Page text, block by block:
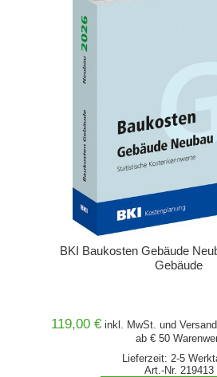
BKI Baukosten Gebäude
Gebäude
119,00 € inkl. MwSt. und Versand
ab € 50
Lieferzeit: 2-5
Art.-Nr. 219413